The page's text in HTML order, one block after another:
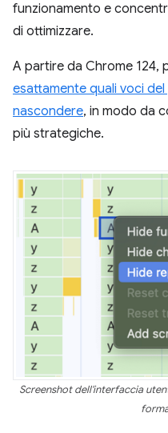
funzionamento e
di ottimizzare.
A partire da Chrome 124,
esattamente quali voci
nascondere, in modo da
più strategiche.
Screenshot dell'interfaccia